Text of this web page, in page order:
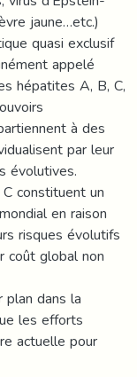
jaune…etc.)
quasi exclusif
appelé
hépatites A, B, C,
à des
par leur
évolutives.
constituent un
en raison
risques évolutifs
coût global non
dans la
les efforts
actuelle pour